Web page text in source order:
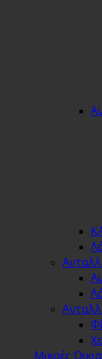
Μικρές